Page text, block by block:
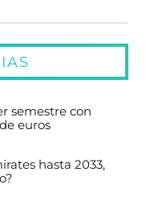
semestre con
euros
hasta 2033,